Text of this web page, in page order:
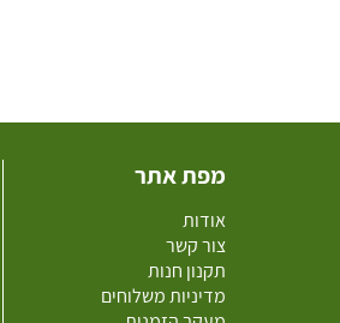
מפת אתר
אודות
צור קשר
תקנון חנות
מדיניות משלוחים